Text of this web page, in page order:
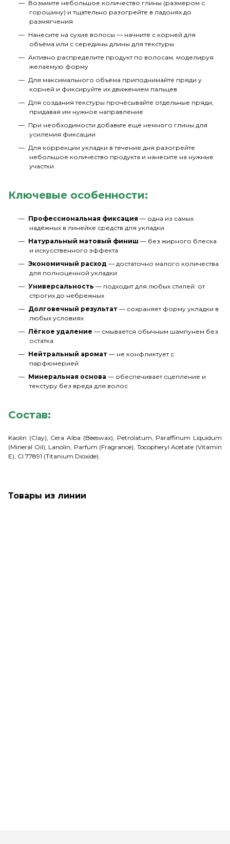
Возьмите небольшое количество глины (размером с
горошину) и тщательно разогрейте в ладонях до
размягчения
Нанесите на сухие волосы — начните с корней для
объёма или с середины длины для текстуры
Активно распределите продукт по волосам, моделируя
желаемую форму
Для максимального объёма приподнимайте пряди у
корней и фиксируйте их движением пальцев
Для создания текстуры прочёсывайте отдельные пряди,
придавая им нужное направление
При необходимости добавьте ещё немного глины для
усиления фиксации
Для коррекции укладки в течение дня разогрейте
небольшое количество продукта и нанесите на нужные
участки
Ключевые особенности:
Профессиональная фиксация — одна из самых
надёжных в линейке средств для укладки
Натуральный матовый финиш — без жирного блеска
и искусственного эффекта
Экономичный расход — достаточно малого количества
для полноценной укладки
Универсальность — подходит для любых стилей: от
строгих до небрежных
Долговечный результат — сохраняет форму укладки в
любых условиях
Лёгкое удаление — смывается обычным шампунем без
остатка
Нейтральный аромат — не конфликтует с
парфюмерией
Минеральная основа — обеспечивает сцепление и
текстуру без вреда для волос
Состав:
Kaolin (Clay), Cera Alba (Beeswax), Petrolatum, Paraffinum Liquidum
(Mineral Oil), Lanolin, Parfum (Fragrance), Tocopheryl Acetate (Vitamin
E), CI 77891 (Titanium Dioxide).
Товары из линии